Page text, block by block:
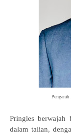
Pengarah
Pringles berwajah
dalam talian,